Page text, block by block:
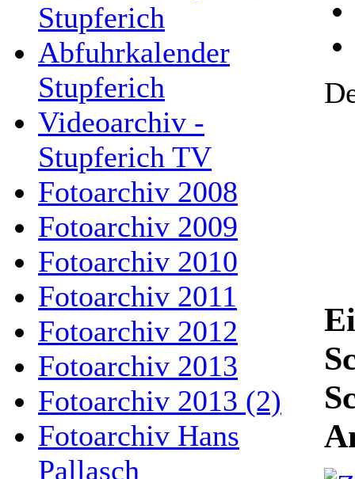
Stupferich
Abfuhrkalender
Stupferich
Videoarchiv -
Stupferich TV
Fotoarchiv 2008
Fotoarchiv 2009
Fotoarchiv 2010
Fotoarchiv 2011
Fotoarchiv 2012
Fotoarchiv 2013
Fotoarchiv 2013 (2)
Fotoarchiv Hans
Pallasch